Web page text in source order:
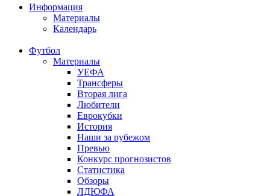
Информация
Материалы
Календарь
Футбол
Материалы
УЕФА
Трансферы
Вторая лига
Любители
Еврокубки
История
Наши за рубежом
Превью
Конкурс прогнозистов
Статистика
Обзоры
ЛДЮФА